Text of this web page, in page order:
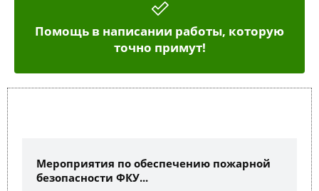
Помощь в написании работы, которую
точно примут!
Мероприятия по обеспечению пожарной
безопасности ФКУ...